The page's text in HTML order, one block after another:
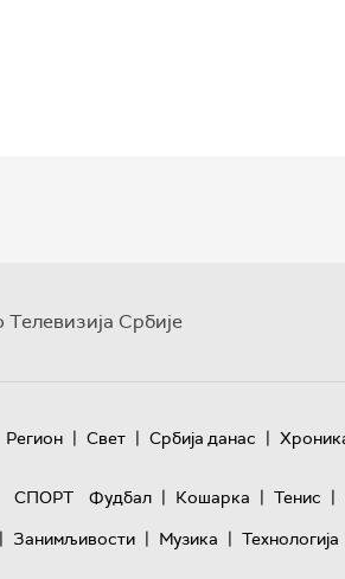
Телевизија Србије
Регион | Свет | Србија данас |
СПОРТ
Фудбал | Кошарка | Тенис |
| Занимљивости | Музика | Технологијa